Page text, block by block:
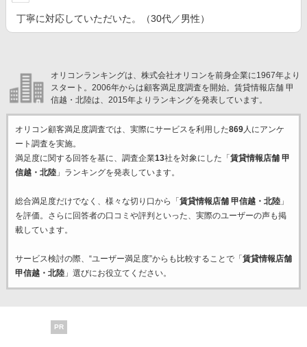
丁寧に対応していただいた。（30代／男性）
オリコンランキングは、株式会社オリコンを前身企業に1967年より
スタート。2006年からは顧客満足度調査を開始。賃貸情報店舗 甲
信越・北陸は、2015年よりランキングを発表しています。
オリコン顧客満足度調査では、実際にサービスを利用した869人にアンケ
ート調査を実施。
満足度に関する回答を基に、調査企業13社を対象にした「 賃貸情報店舗 甲
信越・北陸」ランキングを発表しています。
総合満足度だけでなく、様々な切り口から「 賃貸情報店舗 甲信越・北陸」
を評価。さらに回答者の口コミや評判といった、実際のユーザーの声も掲
載しています。
サービス検討の際、“ユーザー満足度”からも比較することで「 賃貸情報店舗
甲信越・北陸」選びにお役立てください。
PR